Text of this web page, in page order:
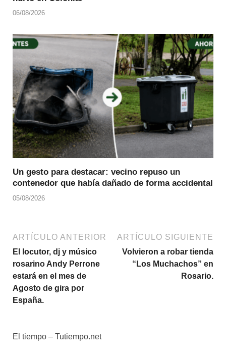
06/08/2026
Un gesto para destacar: vecino repuso un
contenedor que había dañado de forma accidental
05/08/2026
ARTÍCULO ANTERIOR
El locutor, dj y músico
rosarino Andy Perrone
estará en el mes de
Agosto de gira por
España.
ARTÍCULO SIGUIENTE
Volvieron a robar tienda
“Los Muchachos” en
Rosario.
El tiempo – Tutiempo.net